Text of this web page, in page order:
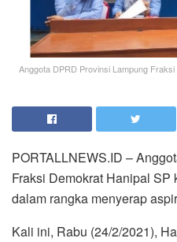
Anggota DPRD Provinsi Lampung
PORTALLNEWS.ID –
Fraksi Demokrat Hanipal SP
dalam rangka menyerap
Kali ini, Rabu (24/2/2021),